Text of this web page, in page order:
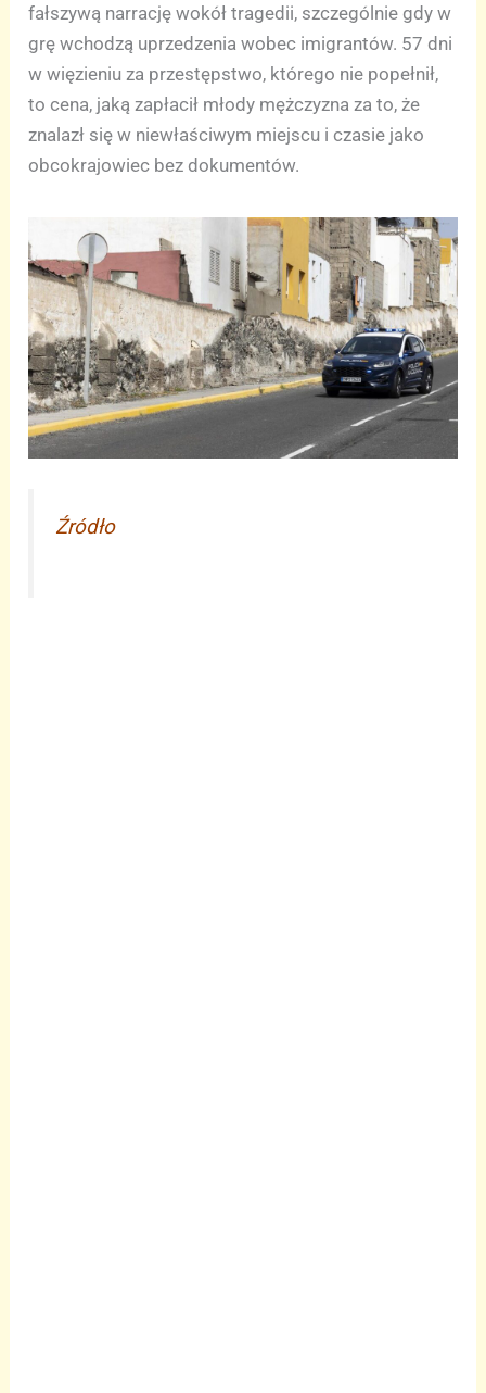
fałszywą narrację wokół tragedii, szczególnie gdy w
grę wchodzą uprzedzenia wobec imigrantów. 57 dni
w więzieniu za przestępstwo, którego nie popełnił,
to cena, jaką zapłacił młody mężczyzna za to, że
znalazł się w niewłaściwym miejscu i czasie jako
obcokrajowiec bez dokumentów.
Źródło